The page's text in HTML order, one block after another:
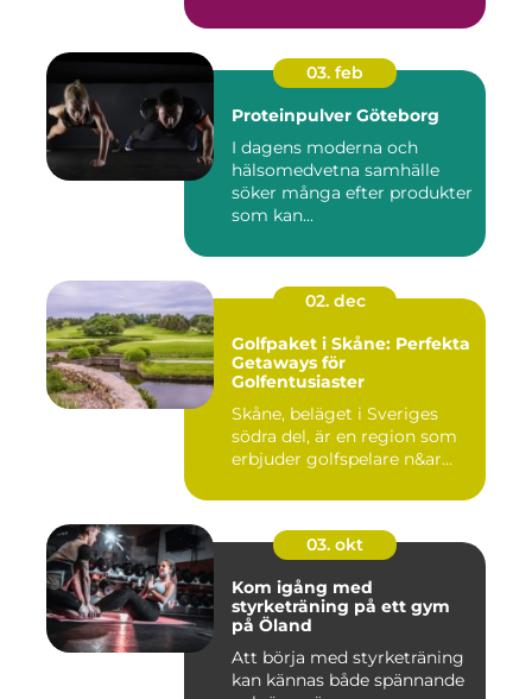
03. feb
Proteinpulver Göteborg
I dagens moderna och
hälsomedvetna samhälle
söker många efter produkter
som kan...
02. dec
Golfpaket i Skåne: Perfekta
Getaways för
Golfentusiaster
Skåne, beläget i Sveriges
södra del, är en region som
erbjuder golfspelare n&ar...
03. okt
Kom igång med
styrketräning på ett gym
på Öland
Att börja med styrketräning
kan kännas både spännande